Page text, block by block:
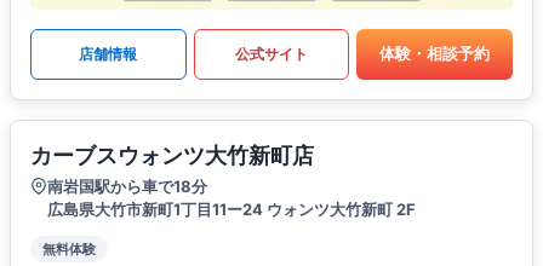
店舗情報 公式サイト 体験・相談予約
カーブスウォンツ大竹新町店
南岩国駅から車で18分
広島県大竹市新町1丁目11ー24 ウォンツ大竹新町 2F
無料体験